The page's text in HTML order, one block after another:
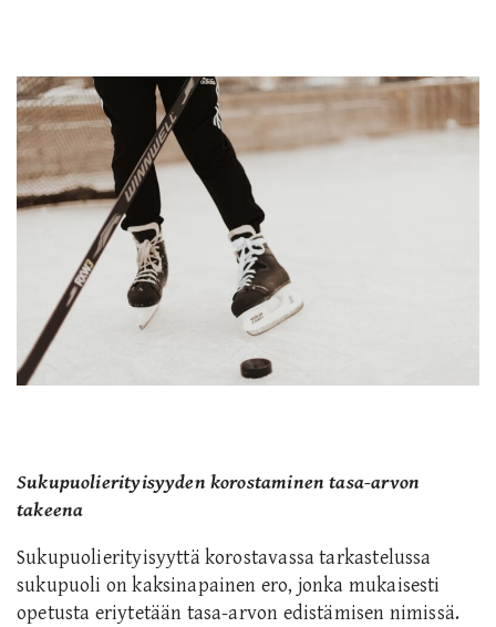
Sukupuolierityisyyden korostaminen tasa-arvon
takeena
Sukupuolierityisyyttä korostavassa tarkastelussa
sukupuoli on kaksinapainen ero, jonka mukaisesti
opetusta eriytetään tasa-arvon edistämisen nimissä.